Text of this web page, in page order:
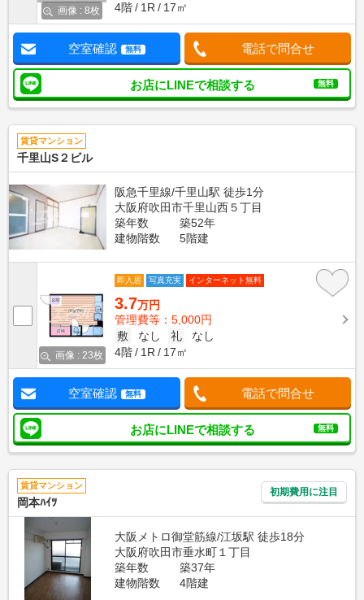
画像 : 8枚
4階
1R 17㎡
空室確認 無料 電話で問合せ
お店にLINEで相談する 無料
賃貸マンション
千里山S２ビル
阪急千里線/千里山駅 徒歩1分
大阪府吹田市千里山西５丁目
築年数
築52年
建物階数
5階建
画像 : 23枚
即入居 写真充実 インターネット無料
3.7万円
管理費等：5,000円
敷
なし 礼
なし
4階
1R 17㎡
空室確認 無料 電話で問合せ
お店にLINEで相談する 無料
賃貸マンション
岡本ﾊｲﾂ
初期費用に注目
大阪メトロ御堂筋線/江坂駅 徒歩18分
大阪府吹田市垂水町１丁目
築年数
築37年
建物階数
4階建